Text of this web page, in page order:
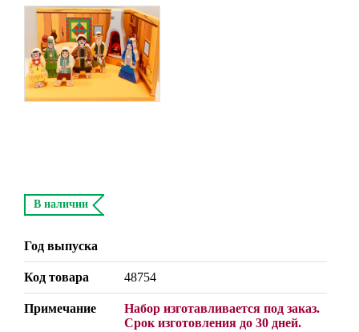
В наличии
Год выпуска
Код товара 48754
Примечание
Набор изготавливается под заказ.
Срок изготовления до 30 дней.